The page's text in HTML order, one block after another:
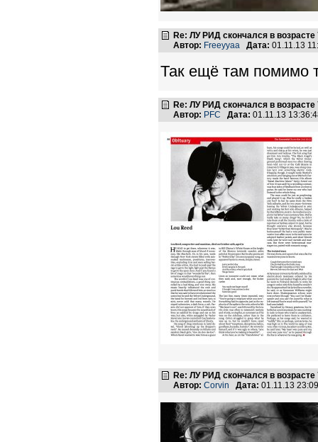
Re: ЛУ РИД скончался в возрасте
Автор: Freeyyaa Дата: 01.11.13
Так ещё там помимо
Re: ЛУ РИД скончался в возрасте
Автор: PFC Дата: 01.11.13
Re: ЛУ РИД скончался в возрасте
Автор: Corvin Дата: 01.11.13